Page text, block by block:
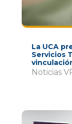
La UCA
Servicios
Noticias